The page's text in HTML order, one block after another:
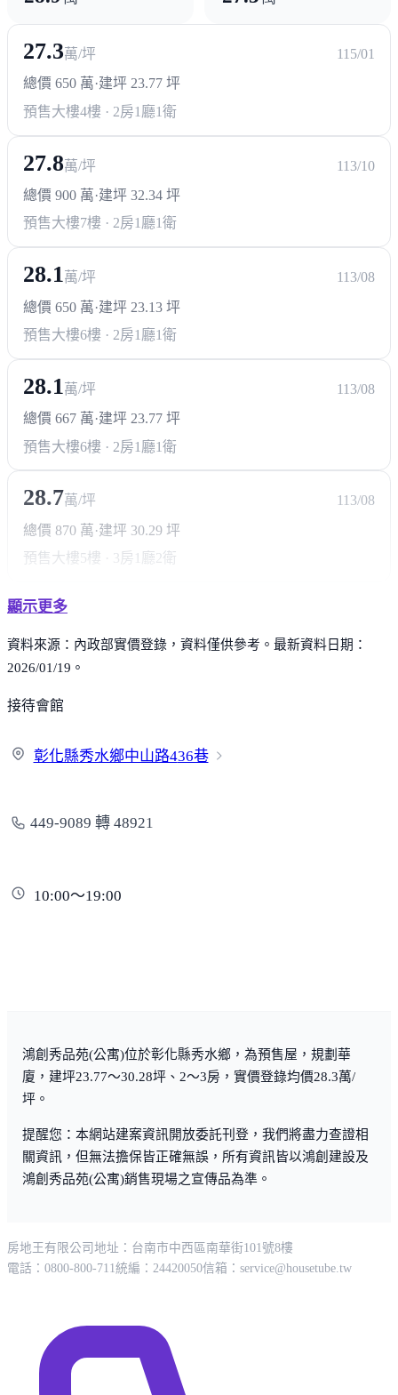
27.3萬/坪
115/01
總價 650 萬·建坪 23.77 坪
預售大樓4樓 · 2房1廳1衛
27.8萬/坪
113/10
總價 900 萬·建坪 32.34 坪
預售大樓7樓 · 2房1廳1衛
28.1萬/坪
113/08
總價 650 萬·建坪 23.13 坪
預售大樓6樓 · 2房1廳1衛
28.1萬/坪
113/08
總價 667 萬·建坪 23.77 坪
預售大樓6樓 · 2房1廳1衛
28.7萬/坪
113/08
總價 870 萬 ·建坪 30.29 坪
預售大樓5樓 · 3房1廳2衛
顯示更多
資料來源：內政部實價登錄，資料僅供參考。最新資料日期：
2026/01/19。
接待會館
彰化縣秀水鄉中山路436巷
449-9089 轉 48921
10:00～19:00
鴻創秀品苑(公寓)位於彰化縣秀水鄉，為預售屋，規劃華
廈，建坪23.77～30.28坪、2～3房，實價登錄均價28.3萬/
坪。
提醒您：本網站建案資訊開放委託刊登，我們將盡力查證相
關資訊，但無法擔保皆正確無誤，所有資訊皆以鴻創建設及
鴻創秀品苑(公寓)銷售現場之宣傳品為準。
房地王有限公司 地址：台南市中西區南華街101號8樓
電話：0800-800-711統編：24420050信箱： service@housetube.tw